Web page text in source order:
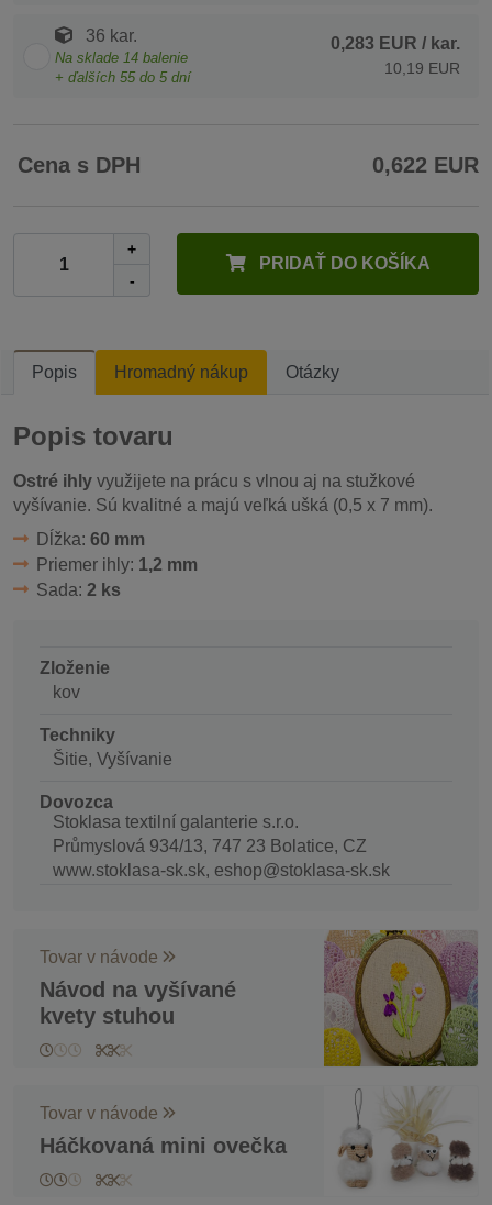
36 kar.
Na sklade 14 balenie
+ ďalších 55 do 5 dní
0,283 EUR / kar.
10,19 EUR
Cena s DPH 0,622 EUR
+
-
PRIDAŤ DO KOŠÍKA
Popis Hromadný nákup Otázky
Popis tovaru
Ostré ihly využijete na prácu s vlnou aj na stužkové
vyšívanie. Sú kvalitné a majú veľká ušká (0,5 x 7 mm).
Dĺžka: 60 mm
Priemer ihly: 1,2 mm
Sada: 2 ks
Zloženie
kov
Techniky
Šitie, Vyšívanie
Dovozca
Stoklasa textilní galanterie s.r.o.
Průmyslová 934/13, 747 23 Bolatice, CZ
www.stoklasa-sk.sk, eshop@stoklasa-sk.sk
Tovar v návode
Návod na vyšívané
kvety stuhou
Tovar v návode
Háčkovaná mini ovečka